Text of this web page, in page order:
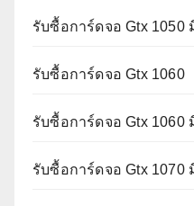
รับซื้อการ์ดจอ Gtx 1050
รับซื้อการ์ดจอ Gtx 1060
รับซื้อการ์ดจอ Gtx 1060
รับซื้อการ์ดจอ Gtx 1070